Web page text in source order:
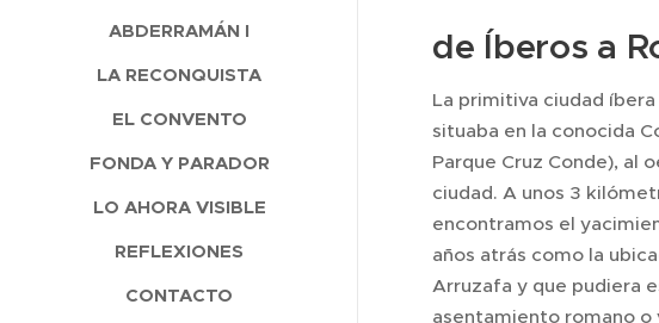
ABDERRAMÁN I
LA RECONQUISTA
EL CONVENTO
FONDA Y PARADOR
LO AHORA VISIBLE
REFLEXIONES
CONTACTO
de Íberos a
La primitiva ciudad
situaba en la conocida
Parque Cruz Conde), al
ciudad. A unos 3
encontramos el
años atrás como la
Arruzafa y que pudiera
asentamiento romano o